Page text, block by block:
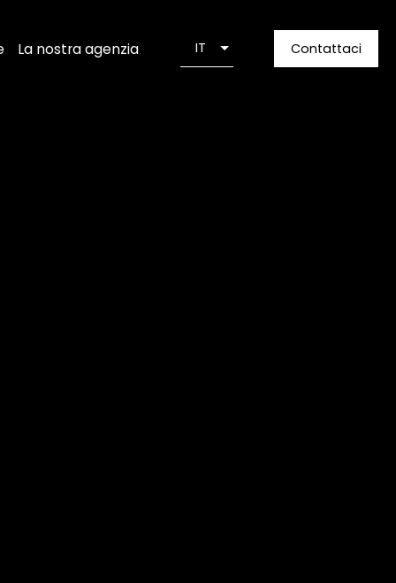
La nostra agenzia IT Contattaci